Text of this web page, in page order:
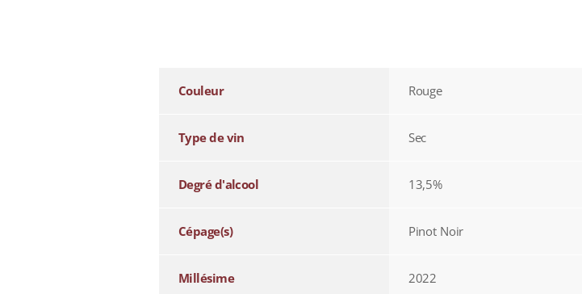
Couleur Rouge
Type de vin Sec
Degré d'alcool 13,5%
Cépage(s) Pinot Noir
Millésime 2022